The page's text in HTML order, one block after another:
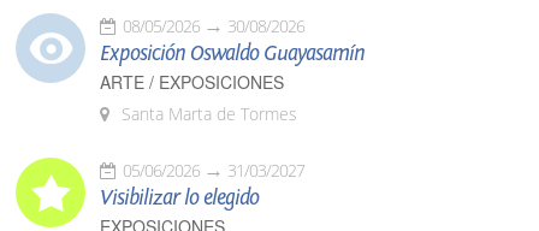
08/05/2026 30/08/2026
Exposición Oswaldo Guayasamín
ARTE / EXPOSICIONES
Santa Marta de Tormes
05/06/2026 31/03/2027
Visibilizar lo elegido
EXPOSICIONES